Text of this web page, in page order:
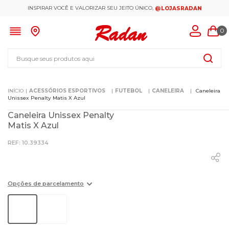
INSPIRAR VOCÊ E VALORIZAR SEU JEITO ÚNICO, @LOJASRADAN
0
ACESSÓRIOS ESPORTIVOS FUTEBOL CANELEIRA
Caneleira
Unissex Penalty Matis X Azul
Caneleira Unissex Penalty
Matis X Azul
: 10.39334
Opções de parcelamento